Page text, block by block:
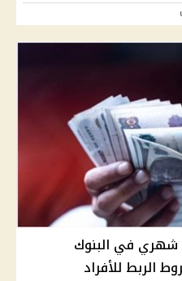
شهري في البنوك
الربط للأفراد